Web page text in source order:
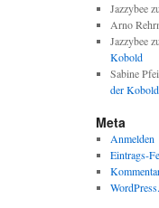
Jazzybeezu
Arno
Jazzybeezu
Kobold
Sabine
der Kobold
Meta
Anmelden
Eintrags-